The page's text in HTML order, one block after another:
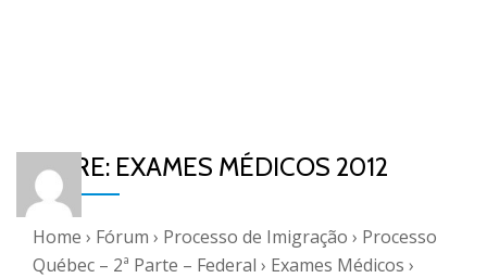
RE: RE: EXAMES MÉDICOS 2012
Home › Fórum › Processo de Imigração › Processo
Québec – 2ª Parte – Federal › Exames Médicos ›